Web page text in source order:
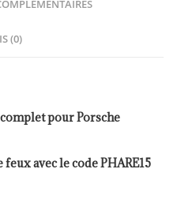
(0)
pour Porsche
avec le code PHARE15